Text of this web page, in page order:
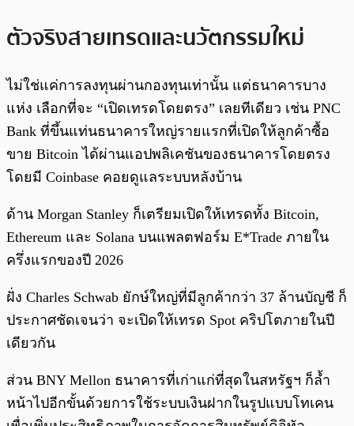
ตัวจริงสายเทรดและนวัตกรรมใหม่
ไม่ใช่แค่การลงทุนผ่านกองทุนเท่านั้น แต่ธนาคารบาง
แห่ง เลือกที่จะ “เปิดเทรดโดยตรง” เลยทีเดียว เช่น PNC
Bank ที่ขึ้นแท่นธนาคารใหญ่รายแรกที่เปิดให้ลูกค้าซื้อ
ขาย Bitcoin ได้ผ่านแอปพลิเคชันของธนาคารโดยตรง
โดยมี Coinbase คอยดูแลระบบหลังบ้าน
ด้าน Morgan Stanley ก็เตรียมเปิดให้เทรดทั้ง Bitcoin,
Ethereum และ Solana บนแพลตฟอร์ม E*Trade ภายใน
ครึ่งแรกของปี 2026
ฝั่ง Charles Schwab ยักษ์ใหญ่ที่มีลูกค้ากว่า 37 ล้านบัญชี ก็
ประกาศชัดเจนว่า จะเปิดให้เทรด Spot คริปโตภายในปี
เดียวกัน
ส่วน BNY Mellon ธนาคารที่เก่าแก่ที่สุดในสหรัฐฯ ก็ล้ำ
หน้าไปอีกขั้นด้วยการใช้ระบบเงินฝากในรูปแบบโทเคน